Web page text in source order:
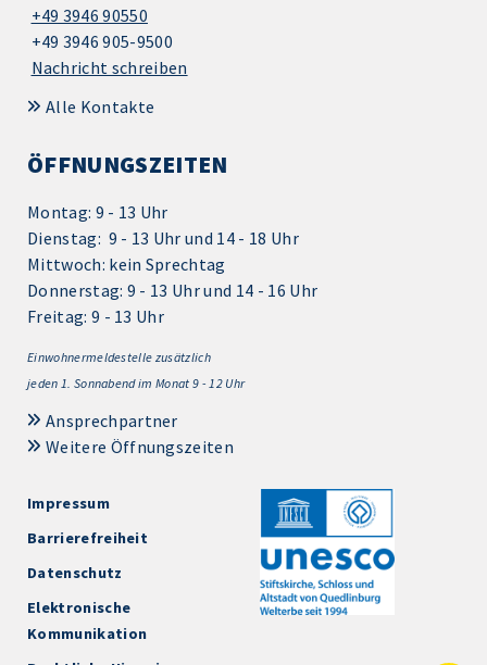
+49 3946 90550
+49 3946 905-9500
Nachricht schreiben
Alle Kontakte
ÖFFNUNGSZEITEN
Montag: 9 - 13 Uhr
Dienstag: 9 - 13 Uhr und 14 - 18 Uhr
Mittwoch: kein Sprechtag
Donnerstag: 9 - 13 Uhr und 14 - 16 Uhr
Freitag: 9 - 13 Uhr
Einwohnermeldestelle zusätzlich
jeden 1. Sonnabend im Monat 9 - 12 Uhr
Ansprechpartner
Weitere Öffnungszeiten
Impressum
Barrierefreiheit
Datenschutz
Elektronische
Kommunikation